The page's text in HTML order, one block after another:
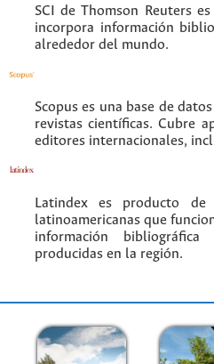
SCI de Thomson Reuters
incorpora información
alrededor del mundo.
Scopus es una base de
revistas científicas. Cubre
editores internacionales,
Latindex es producto
latinoamericanas que
información
producidas en la región.